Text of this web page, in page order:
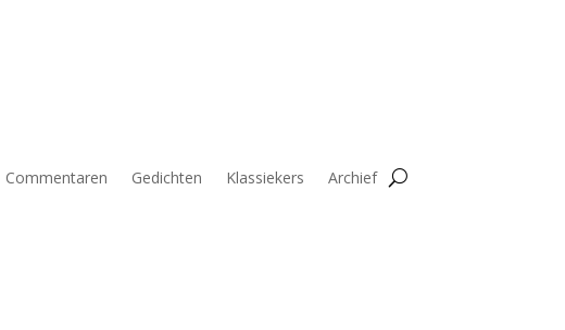
Commentaren Gedichten Klassiekers Archief